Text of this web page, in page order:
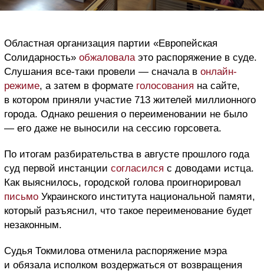
Областная организация партии «Европейская
Солидарность» обжаловалаэто распоряжение в суде.
Слушания все-таки провели — сначала в онлайн-
режиме, а затем в формате голосования на сайте,
в котором приняли участие 713 жителей миллионного
города. Однако решения о переименовании не было
— его даже не выносили на сессию горсовета.
По итогам разбирательства в августе прошлого года
суд первой инстанции согласился с доводами истца.
Как выяснилось, городской голова проигнорировал
письмо Украинского института национальной памяти,
который разъяснил, что такое переименование будет
незаконным.
Судья Токмилова отменила распоряжение мэра
и обязала исполком воздержаться от возвращения